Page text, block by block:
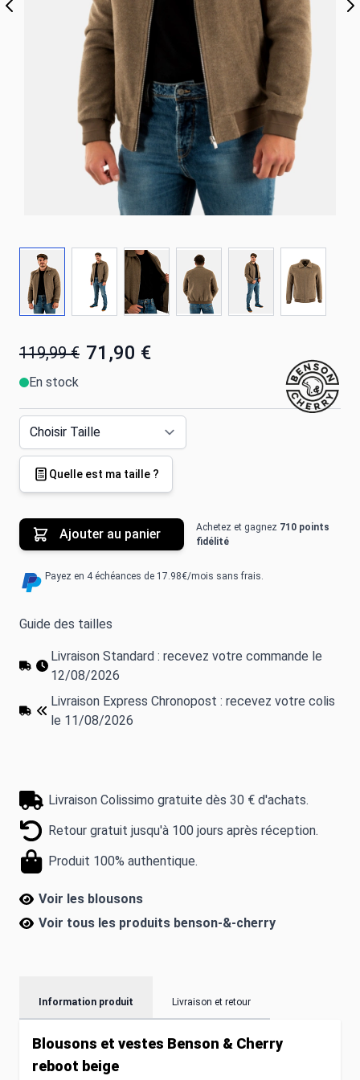
119,99 € 71,90 €
En stock
Quelle est ma taille ?
Ajouter au panier Achetez et gagnez 710 points
fidélité
Payez en 4 échéances de 17.98€/mois sans frais.
Guide des tailles
Livraison Standard : recevez votre commande le
12/08/2026
Livraison Express Chronopost : recevez votre colis
le 11/08/2026
Livraison Colissimo gratuite dès 30 € d'achats.
Retour gratuit jusqu'à 100 jours après réception.
Produit 100% authentique.
Voir les blousons
Voir tous les produits benson-&-cherry
Information produit Livraison et retour
Blousons et vestes Benson & Cherry
reboot beige